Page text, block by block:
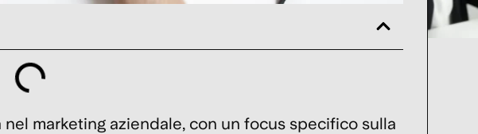
marketing aziendale, con un focus specifico sulla